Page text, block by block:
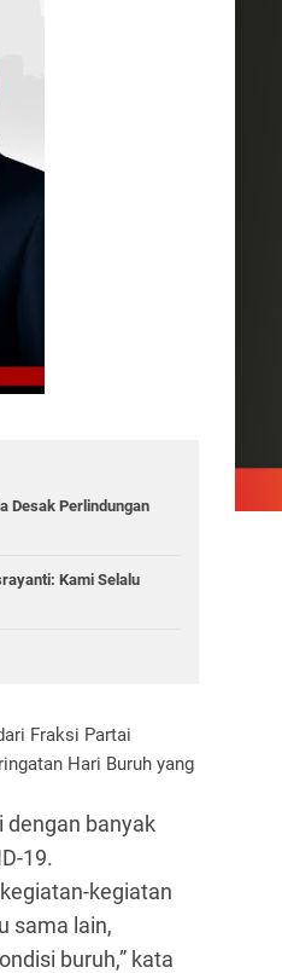
Desak Perlindungan
Kami Selalu
Fraksi Partai
Hari Buruh yang
dengan banyak
19.
kegiatan
sama lain,
buruh,” kata